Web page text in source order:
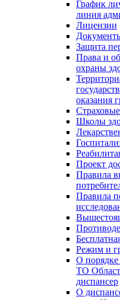
График
линия
Лицензии
Защита
Права и
охраны
оказания
Школы
Проект
Правила
Правила
Режим и
О
ТО
диспансер
О